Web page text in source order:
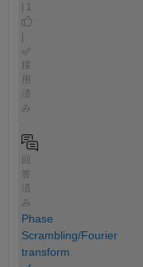
| 1
採
用
済
み
回
答
済
み
Phase
Scrambling/Fourier
transform